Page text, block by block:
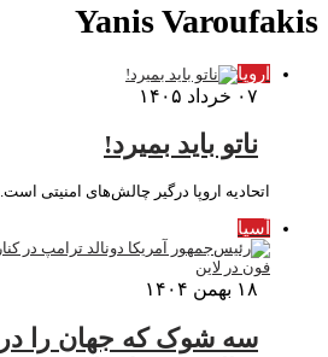
Yanis Varoufakis
اروپا
۰۷ خرداد ۱۴۰۵
ناتو باید بمیرد!
اتحادیه اروپا درگیر چالش‌های امنیتی است.
آسیا
۱۸ بهمن ۱۴۰۴
سه شوک که جهان را در